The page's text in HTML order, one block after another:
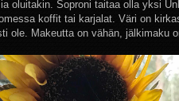
oluitakin. Soproni taitaa olla yksi
koffit tai karjalat. Väri on
ole. Makeutta on vähän, jälkimaku